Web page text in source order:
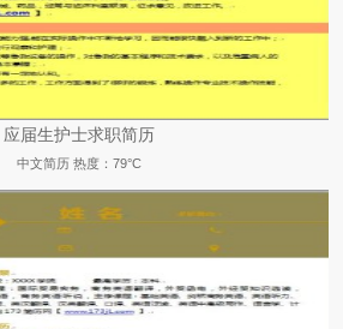
应届生护士求职简历
中文简历 热度：79°C